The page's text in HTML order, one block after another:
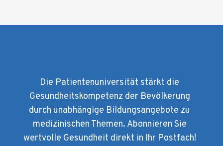
Die Patientenuniversität stärkt die
Gesundheitskompetenz der Bevölkerung
durch unabhängige Bildungsangebote zu
medizinischen Themen. Abonnieren Sie
wertvolle Gesundheit direkt in Ihr Postfach!